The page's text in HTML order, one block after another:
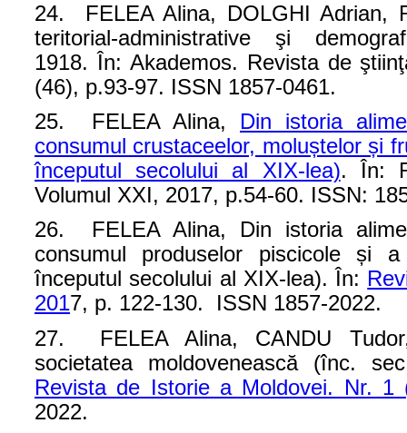
24. FELEA Alina, DOLGHI Adrian,
teritorial-administrative şi
1918. În: Akademos. Revista de
(46), p.93-97. ISSN 1857-0461.
25. FELEA Alina,
Din istoria
consumul crustaceelor, moluștelor și
începutul secolului al XIX-lea). În:
Volumul XXI, 2017, p.54-60. ISSN:
26. FELEA Alina, Din istoria
consumul produselor piscicole și
începutul secolului al XIX-lea). În:
2017, p. 122-130. ISSN 1857-2022.
27. FELEA Alina, CANDU
societatea moldovenească (înc.
Revista de Istorie a Moldovei. Nr. 1
2022.